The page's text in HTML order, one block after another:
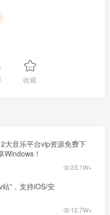
收藏
大音乐平台vip资源免费下
Windows！
23.1W+
”，支持iOS/安
12.7W+